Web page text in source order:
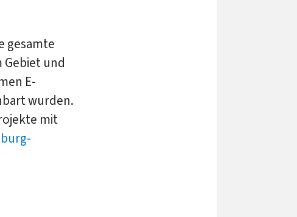
gesamte
und
E-
wurden.
mit